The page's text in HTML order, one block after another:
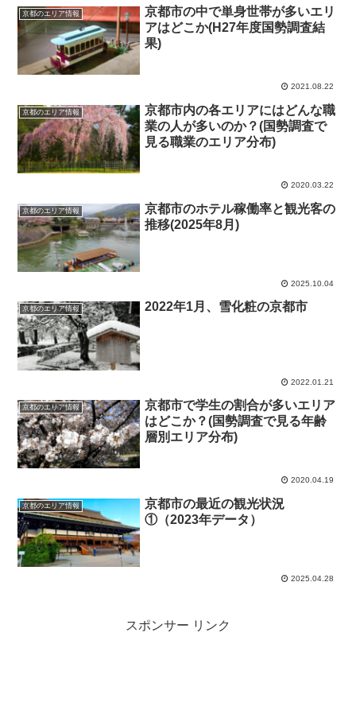
京都のエリア情報
京都市の中で単身世帯が多いエリ
アはどこか(H27年度国勢調査結
果)
2021.08.22
京都のエリア情報
京都市内の各エリアにはどんな職
業の人が多いのか？(国勢調査で
見る職業のエリア分布)
2020.03.22
京都のエリア情報
京都市のホテル稼働率と観光客の
推移(2025年8月)
2025.10.04
京都のエリア情報 2022年1月、雪化粧の京都市
2022.01.21
京都のエリア情報
京都市で学生の割合が多いエリア
はどこか？(国勢調査で見る年齢
層別エリア分布)
2020.04.19
京都のエリア情報
京都市の最近の観光状況
①（2023年データ）
2025.04.28
スポンサー リンク